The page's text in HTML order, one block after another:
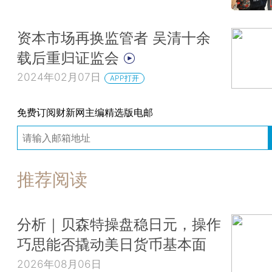
资本市场再换监管者 吴清十余
载后重归证监会
2024年02月07日 APP打开
免费订阅财新网主编精选版电邮
推荐阅读
分析｜贝森特操盘稳日元，操作
巧思能否撬动美日货币基本面
2026年08月06日